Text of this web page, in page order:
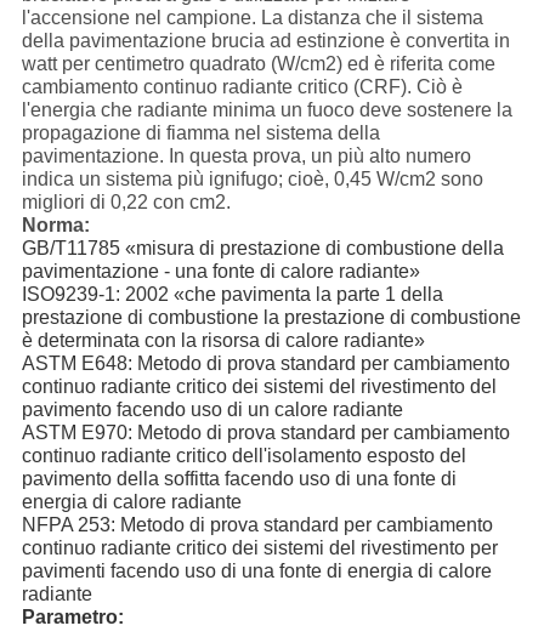
l'accensione nel campione. La distanza che il sistema
della pavimentazione brucia ad estinzione è convertita in
watt per centimetro quadrato (W/cm2) ed è riferita come
cambiamento continuo radiante critico (CRF). Ciò è
l'energia che radiante minima un fuoco deve sostenere la
propagazione di fiamma nel sistema della
pavimentazione. In questa prova, un più alto numero
indica un sistema più ignifugo; cioè, 0,45 W/cm2 sono
migliori di 0,22 con cm2.
Norma:
GB/T11785 «misura di prestazione di combustione della
pavimentazione - una fonte di calore radiante»
ISO9239-1: 2002 «che pavimenta la parte 1 della
prestazione di combustione la prestazione di combustione
è determinata con la risorsa di calore radiante»
ASTM E648: Metodo di prova standard per cambiamento
continuo radiante critico dei sistemi del rivestimento del
pavimento facendo uso di un calore radiante
ASTM E970: Metodo di prova standard per cambiamento
continuo radiante critico dell'isolamento esposto del
pavimento della soffitta facendo uso di una fonte di
energia di calore radiante
NFPA 253: Metodo di prova standard per cambiamento
continuo radiante critico dei sistemi del rivestimento per
pavimenti facendo uso di una fonte di energia di calore
radiante
Parametro: